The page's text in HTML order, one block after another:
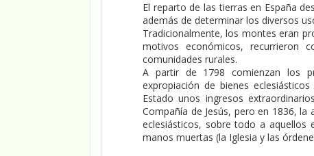
El reparto de las tierras en España
además de determinar los diversos
Tradicionalmente, los montes eran
motivos económicos, recurrieron
comunidades rurales.
A partir de 1798 comienzan los
expropiación de bienes
Estado unos ingresos
Compañía de Jesús, pero en 1836,
eclesiásticos, sobre todo a aquellos
manos muertas (la Iglesia y las